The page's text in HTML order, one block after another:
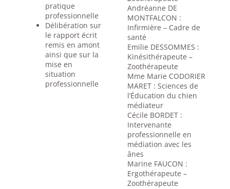
pratique
professionnelle
Délibération sur
le rapport écrit
remis en amont
ainsi que sur la
mise en
situation
professionnelle
Andréanne DE
MONTFALCON :
Infirmière – Cadre de
santé
Emilie DESSOMMES :
Kinésithérapeute –
Zoothérapeute
Mme Marie CODORIER
MARET : Sciences de
l’Éducation du chien
médiateur
Cécile BORDET :
Intervenante
professionnelle en
médiation avec les
ânes
Marine FAUCON :
Ergothérapeute –
Zoothérapeute